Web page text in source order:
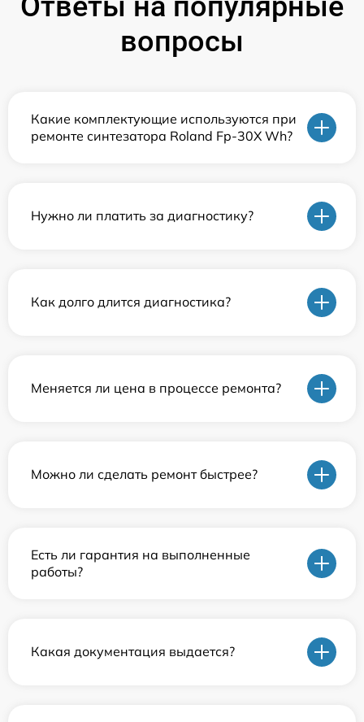
вопросы
Какие комплектующие используются при
ремонте синтезатора Roland Fp-30X Wh?
Нужно ли платить за диагностику?
Как долго длится диагностика?
Меняется ли цена в процессе ремонта?
Можно ли сделать ремонт быстрее?
Есть ли гарантия на выполненные
работы?
Какая документация выдается?